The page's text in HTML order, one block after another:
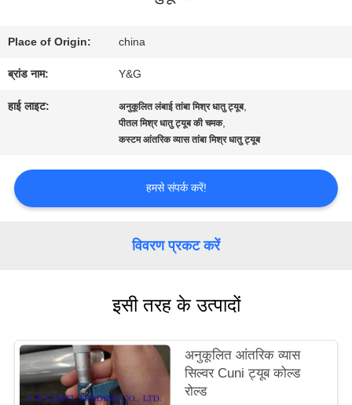
गुणवत्ता
नियंत्रण
करें
साइटमैप
Place of Origin: china
ब्रांड नाम: Y&G
हाई लाइट: अनुकूलित लंबाई तांबा मिश्र धातु ट्यूब,
पीतल मिश्र धातु ट्यूब की चमक,
कस्टम आंतरिक व्यास तांबा मिश्र धातु ट्यूब
हमसे संपर्क करें!
विवरण प्रकट करें
इसी तरह के उत्पादों
अनुकूलित आंतरिक व्यास
सिल्वर Cuni ट्यूब कोल्ड
रोल्ड